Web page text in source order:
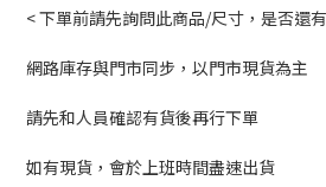
< 下單前請先詢問此商品/尺寸，是否還
網路庫存與門市同步，以門市現貨為主
請先和人員確認有貨後再行下單
如有現貨，會於上班時間盡速出貨